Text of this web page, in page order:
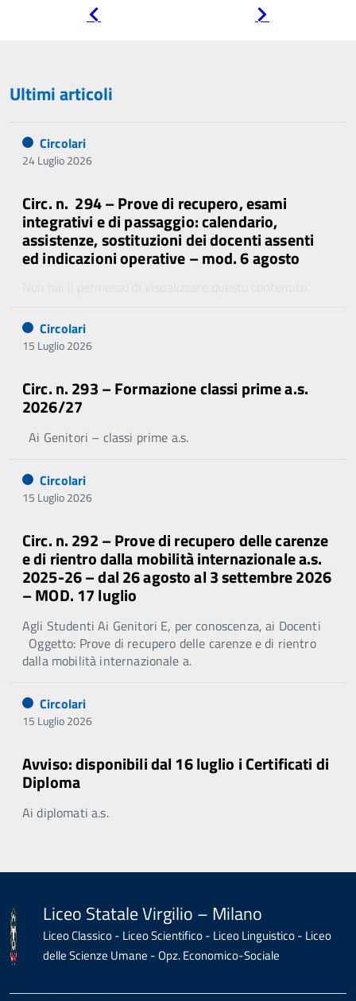
Ultimi articoli
Circolari
24 Luglio 2026
Circ. n. 294 – Prove di recupero, esami
integrativi e di passaggio: calendario,
assistenze, sostituzioni dei docenti assenti
ed indicazioni operative – mod. 6 agosto
Circolari
15 Luglio 2026
Circ. n. 293 – Formazione classi prime a.s.
2026/27
Ai Genitori – classi prime a.s.
Circolari
15 Luglio 2026
Circ. n. 292 – Prove di recupero delle carenze
e di rientro dalla mobilità internazionale a.s.
2025-26 – dal 26 agosto al 3 settembre 2026
– MOD. 17 luglio
Agli Studenti Ai Genitori E, per conoscenza, ai Docenti
Oggetto: Prove di recupero delle carenze e di rientro
dalla mobilità internazionale a.
Circolari
15 Luglio 2026
Avviso: disponibili dal 16 luglio i Certificati di
Diploma
Ai diplomati a.s.
Liceo Statale Virgilio – Milano
Liceo Classico - Liceo Scientifico - Liceo Linguistico - Liceo
delle Scienze Umane - Opz. Economico-Sociale